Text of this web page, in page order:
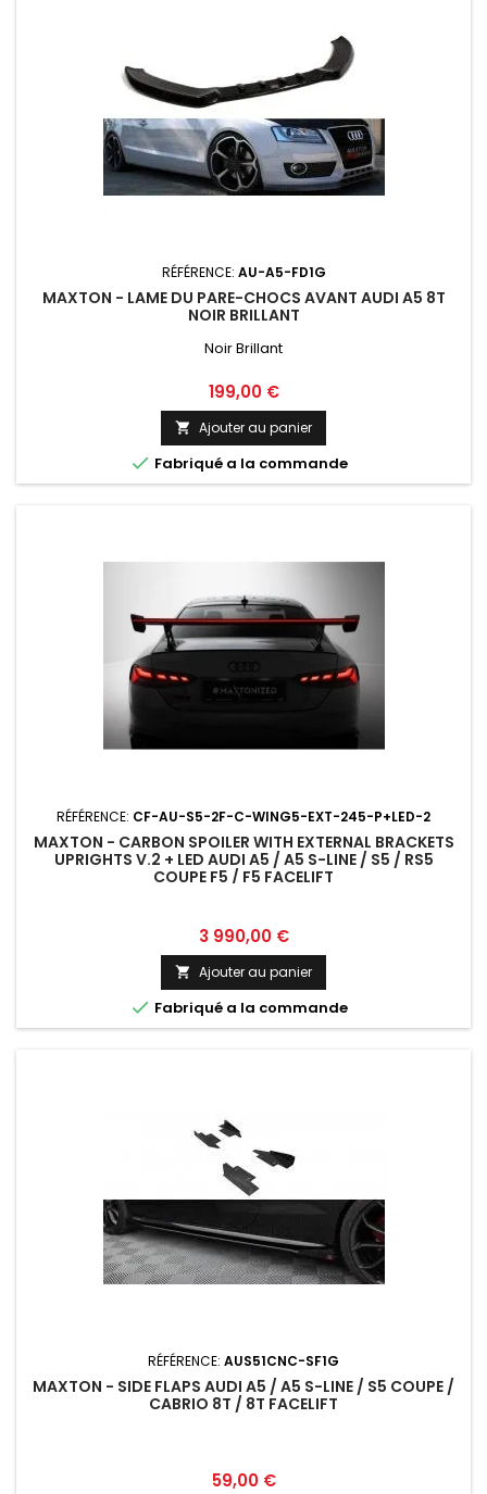
RÉFÉRENCE: AU-A5-FD1G
MAXTON - LAME DU PARE-CHOCS AVANT AUDI A5 8T
NOIR BRILLANT
Noir Brillant
Prix
199,00 €
 Ajouter au panier
 Fabriqué a la commande
RÉFÉRENCE: CF-AU-S5-2F-C-WING5-EXT-245-P+LED-2
MAXTON - CARBON SPOILER WITH EXTERNAL BRACKETS
UPRIGHTS V.2 + LED AUDI A5 / A5 S-LINE / S5 / RS5
COUPE F5 / F5 FACELIFT
Prix
3 990,00 €
 Ajouter au panier
 Fabriqué a la commande
RÉFÉRENCE: AUS51CNC-SF1G
MAXTON - SIDE FLAPS AUDI A5 / A5 S-LINE / S5 COUPE /
CABRIO 8T / 8T FACELIFT
Prix
59,00 €